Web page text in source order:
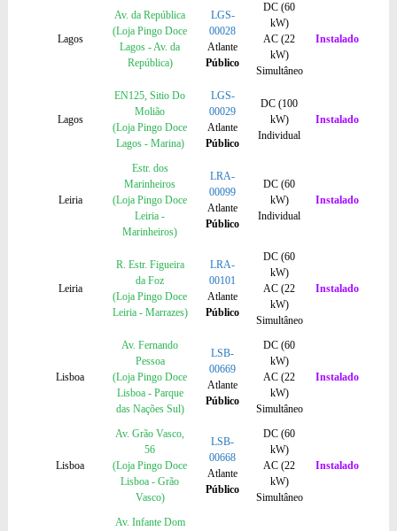
Lagos
Av. da República
(Loja Pingo Doce
Lagos - Av. da
República)
LGS-
00028
Atlante
Público
DC (60
kW)
AC (22
kW)
Simultâneo
Instalado
Lagos
EN125, Sitio Do
Molião
(Loja Pingo Doce
Lagos - Marina)
LGS-
00029
Atlante
Público
DC (100
kW)
Individual
Instalado
Leiria
Estr. dos
Marinheiros
(Loja Pingo Doce
Leiria -
Marinheiros)
LRA-
00099
Atlante
Público
DC (60
kW)
Individual
Instalado
Leiria
R. Estr. Figueira
da Foz
(Loja Pingo Doce
Leiria - Marrazes)
LRA-
00101
Atlante
Público
DC (60
kW)
AC (22
kW)
Simultâneo
Instalado
Lisboa
Av. Fernando
Pessoa
(Loja Pingo Doce
Lisboa - Parque
das Nações Sul)
LSB-
00669
Atlante
Público
DC (60
kW)
AC (22
kW)
Simultâneo
Instalado
Lisboa
Av. Grão Vasco,
56
(Loja Pingo Doce
Lisboa - Grão
Vasco)
LSB-
00668
Atlante
Público
DC (60
kW)
AC (22
kW)
Simultâneo
Instalado
Av. Infante Dom